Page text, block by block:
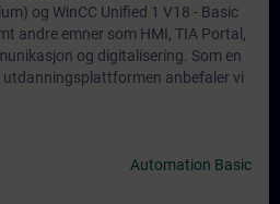
og WinCC Unified 1 V18 - Basic
andre emner som HMI, TIA Portal,
og digitalisering. Som en
anbefaler vi
Automation Basic